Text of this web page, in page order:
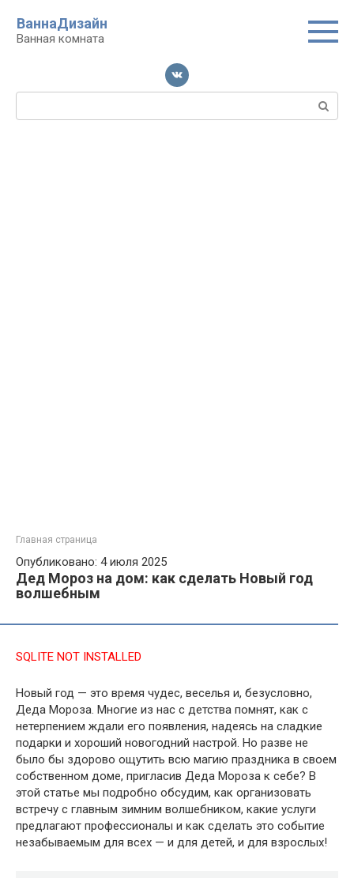
контенту
ВаннаДизайн
Ванная комната
Поиск:
Главная страница
Опубликовано: 4 июля 2025
Дед Мороз на дом: как сделать Новый год
волшебным
SQLITE NOT INSTALLED
Новый год — это время чудес, веселья и, безусловно,
Деда Мороза. Многие из нас с детства помнят, как с
нетерпением ждали его появления, надеясь на сладкие
подарки и хороший новогодний настрой. Но разве не
было бы здорово ощутить всю магию праздника в своем
собственном доме, пригласив Деда Мороза к себе? В
этой статье мы подробно обсудим, как организовать
встречу с главным зимним волшебником, какие услуги
предлагают профессионалы и как сделать это событие
незабываемым для всех — и для детей, и для взрослых!